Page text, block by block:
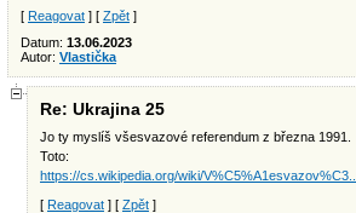
[ Reagovat ] [ Zpět ]
Datum: 13.06.2023
Autor: Vlastička
Re: Ukrajina 25
Jo ty myslíš všesvazové referendum z března 1991.
Toto:
https://cs.wikipedia.org/wiki/
[ Reagovat ] [ Zpět ]